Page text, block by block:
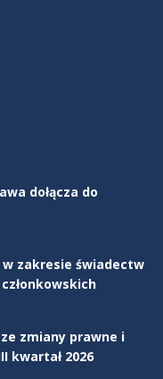
dołącza do
zakresie świadectw
zmiany prawne i
kwartał 2026